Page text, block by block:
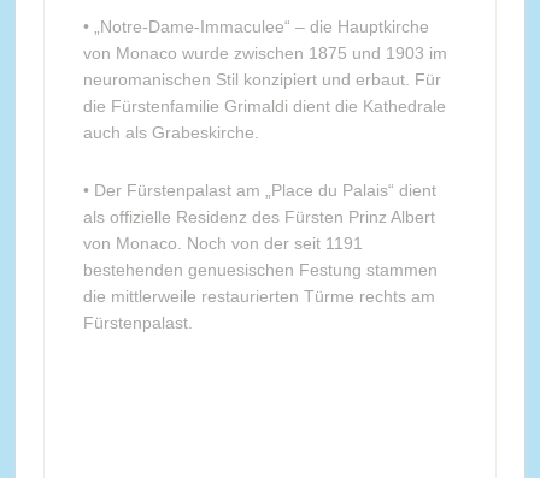
• „Notre-Dame-Immaculee“ – die Hauptkirche
von Monaco wurde zwischen 1875 und 1903 im
neuromanischen Stil konzipiert und erbaut. Für
die Fürstenfamilie Grimaldi dient die Kathedrale
auch als Grabeskirche.
• Der Fürstenpalast am „Place du Palais“ dient
als offizielle Residenz des Fürsten Prinz Albert
von Monaco. Noch von der seit 1191
bestehenden genuesischen Festung stammen
die mittlerweile restaurierten Türme rechts am
Fürstenpalast.